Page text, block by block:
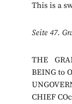
This is a
Seite 47.
THE
BEING to
CHIEF